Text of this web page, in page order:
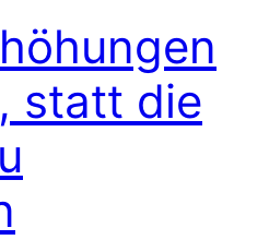
statt die